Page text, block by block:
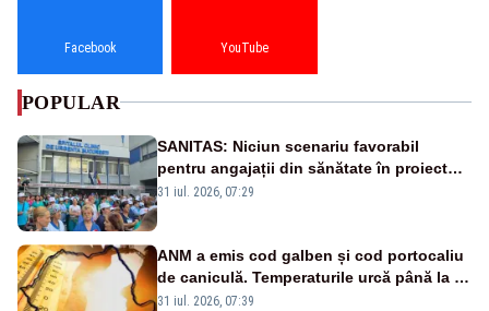
Facebook YouTube
POPULAR
SANITAS: Niciun scenariu favorabil
pentru angajații din sănătate în proiectul
Legii salarizării
31 iul. 2026, 07:29
ANM a emis cod galben și cod portocaliu
de caniculă. Temperaturile urcă până la 38
de grade, iar nopțile devin tropicale
31 iul. 2026, 07:39